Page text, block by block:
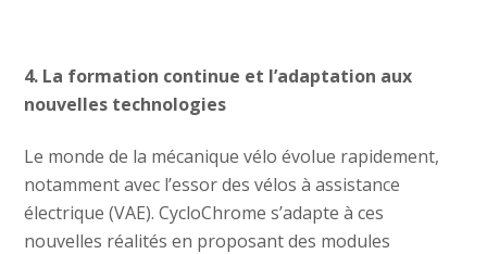
4. La formation continue et l’adaptation aux
nouvelles technologies
Le monde de la mécanique vélo évolue rapidement,
notamment avec l’essor des vélos à assistance
électrique (VAE). CycloChrome s’adapte à ces
nouvelles réalités en proposant des modules